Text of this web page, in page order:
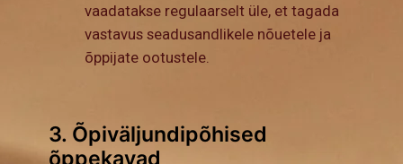
vaadatakse regulaarselt üle, et tagada
vastavus seadusandlikele nõuetele ja
õppijate ootustele.
3. Õpiväljundipõhised
õppekavad